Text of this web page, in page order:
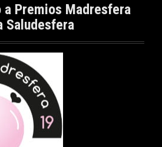
a Premios Madresfera
Saludesfera